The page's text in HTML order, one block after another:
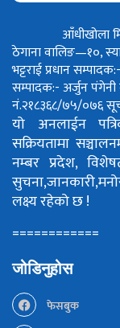
आँधीखोला
ठेगाना वालिङ—१०,
भट्टराईप्रधान
सम्पादक:- अर्जुन पंगेनी
नं.२१८३६८/७५/०७६
यो अनलाईन
सक्रियतामा
नम्बर प्रदेश,
लक्ष्य रहेको छ !
============
जोडिनुहोस
फेसबुक